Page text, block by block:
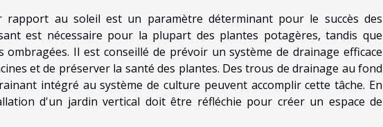
au soleil est un paramètre déterminant pour le succès des
est nécessaire pour la plupart des plantes potagères, tandis que
ombragées. Il est conseillé de prévoir un système de drainage efficace
et de préserver la santé des plantes. Des trous de drainage au fond
intégré au système de culture peuvent accomplir cette tâche. En
d'un jardin vertical doit être réfléchie pour créer un espace de